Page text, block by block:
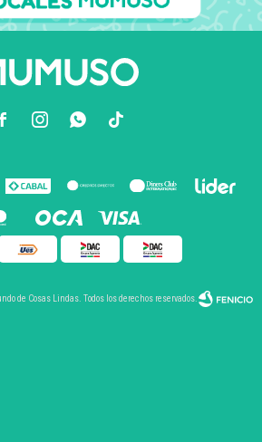
 
de Cosas Lindas. Todos los derechos reservados.